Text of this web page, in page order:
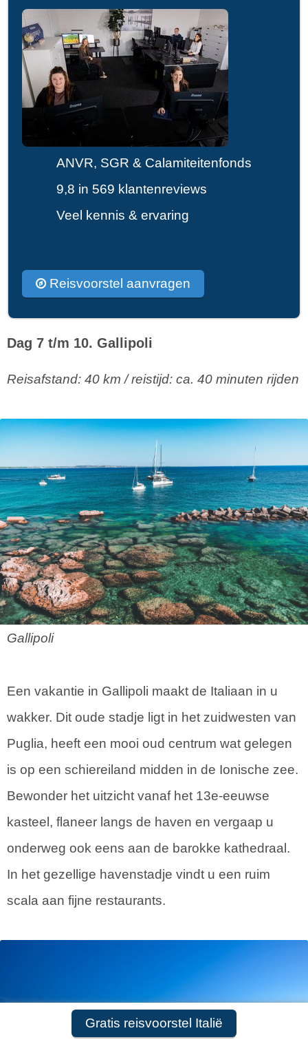
Gratis reisvoorstel Italië
ANVR, SGR & Calamiteitenfonds
9,8 in 569 klantenreviews
Veel kennis & ervaring
Reisvoorstel aanvragen
Dag 7 t/m 10. Gallipoli
Reisafstand: 40 km / reistijd: ca. 40 minuten rijden
Gallipoli
Een vakantie in Gallipoli maakt de Italiaan in u
wakker. Dit oude stadje ligt in het zuidwesten van
Puglia, heeft een mooi oud centrum wat gelegen
is op een schiereiland midden in de Ionische zee.
Bewonder het uitzicht vanaf het 13e-eeuwse
kasteel, flaneer langs de haven en vergaap u
onderweg ook eens aan de barokke kathedraal.
In het gezellige havenstadje vindt u een ruim
scala aan fijne restaurants.